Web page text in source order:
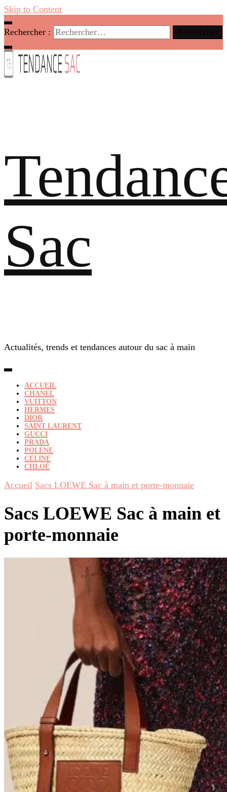
Skip to Content
Rechercher :
Sac
Actualités, trends et tendances autour du sac à main
ACCUEIL
CHANEL
VUITTON
HERMES
DIOR
SAINT LAURENT
GUCCI
PRADA
POLENE
CELINE
CHLOÉ
Accueil Sacs LOEWE Sac à main et porte-monnaie
Sacs LOEWE Sac à main et
porte-monnaie